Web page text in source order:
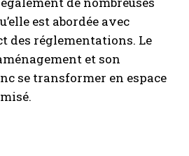
est abordée avec
des réglementations. Le
et son
se transformer en espace